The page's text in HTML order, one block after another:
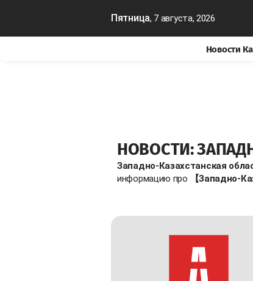
Пятница, 7 августа, 2026
Новости
НОВОСТИ:
Западно-Казахстанская
информацию про
【Западно-